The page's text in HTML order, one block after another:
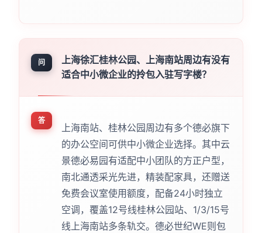
问
上海徐汇桂林公园、上海南站周边有没有
适合中小微企业的拎包入驻写字楼？
答
上海南站、桂林公园周边有多个德必旗下
的办公空间可供中小微企业选择。其中云
景德必易园有适配中小团队的方正户型，
南北通透采光先进，精装配家具，还赠送
免费会议室使用额度，配备24小时独立
空调，覆盖12号线桂林公园站、1/3/15号
线上海南站多条轨交。德必世纪WE则包